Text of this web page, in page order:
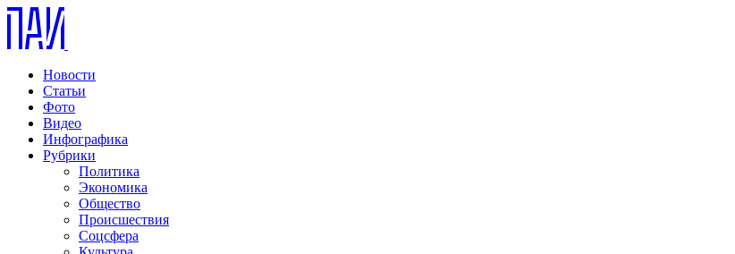
Новости
Статьи
Фото
Видео
Инфографика
Рубрики
Политика
Экономика
Общество
Происшествия
Соцсфера